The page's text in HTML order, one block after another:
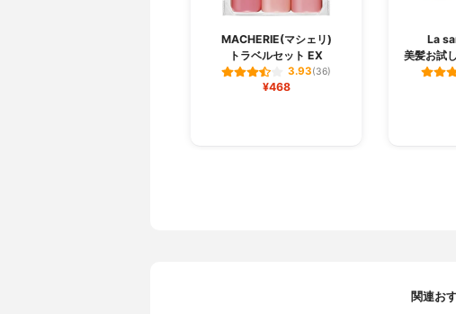
MACHERIE(マシェリ)
トラベルセット EX
3.93(36)
¥468
La
美髪お試
関連お